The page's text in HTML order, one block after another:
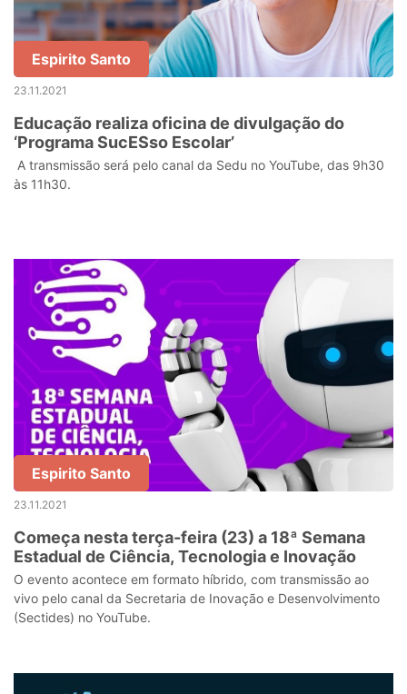
Espirito Santo
23.11.2021
Educação realiza oficina de divulgação do
‘Programa SucESso Escolar’
A transmissão será pelo canal da Sedu no YouTube, das 9h30
às 11h30.
Espirito Santo
23.11.2021
Começa nesta terça-feira (23) a 18ª Semana
Estadual de Ciência, Tecnologia e Inovação
O evento acontece em formato híbrido, com transmissão ao
vivo pelo canal da Secretaria de Inovação e Desenvolvimento
(Sectides) no YouTube.